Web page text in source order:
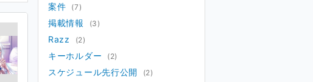
案件 (7)
掲載情報 (3)
Razz (2)
キーホルダー (2)
スケジュール先行公開 (2)